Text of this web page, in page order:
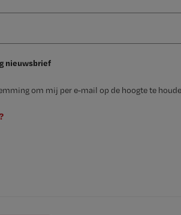
nieuwsbrief
om mij per e-mail op de hoogte te